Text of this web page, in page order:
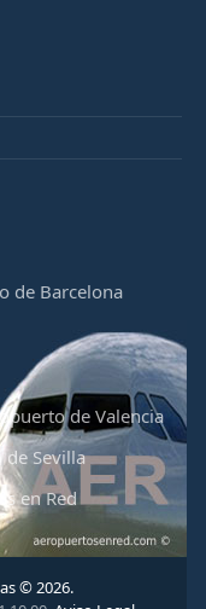
de Barcelona
de Valencia
Sevilla
en Red
© 2026.